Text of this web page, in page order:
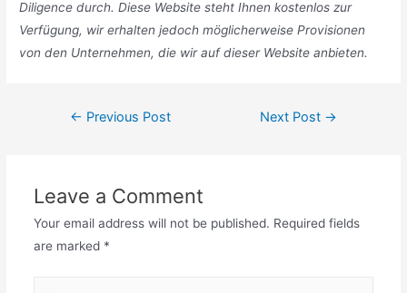
Diligence durch. Diese Website steht Ihnen kostenlos zur
Verfügung, wir erhalten jedoch möglicherweise Provisionen
von den Unternehmen, die wir auf dieser Website anbieten.
Post← Previous Post Next Post →
Leave a Comment
Your email address will not be published. Required fields
are marked *